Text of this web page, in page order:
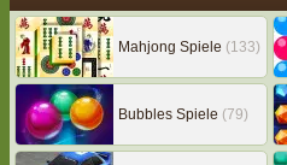
Mahjong Spiele (133)
Bubbles Spiele (79)